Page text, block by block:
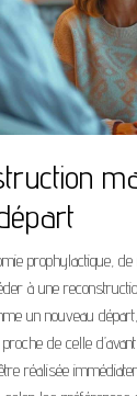
prophylactique,
à une
un nouveau
de celle
réalisée